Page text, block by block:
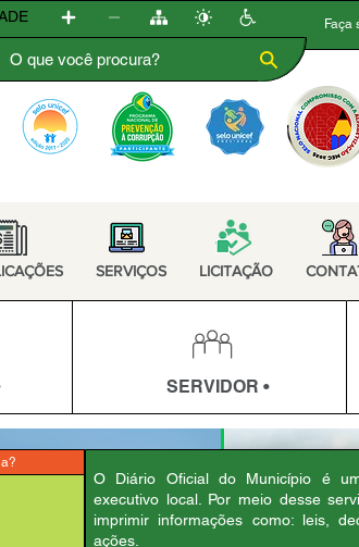
Faça
SERVIÇOS LICITAÇÃO
SERVIDOR •
O Diário Oficial do Município é
executivo local. Por meio desse
imprimir informações como: leis,
ações.